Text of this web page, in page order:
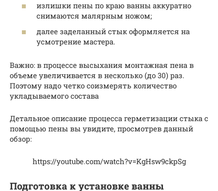
излишки пены по краю ванны аккуратно
снимаются малярным ножом;
далее заделанный стык оформляется на
усмотрение мастера.
Важно: в процессе высыхания монтажная пена в
объеме увеличивается в несколько (до 30) раз.
Поэтому надо четко соизмерять количество
укладываемого состава
Детальное описание процесса герметизации стыка с
помощью пены вы увидите, просмотрев данный
обзор:
https://youtube.com/watch?v=KgHsw9ckpSg
Подготовка к установке ванны